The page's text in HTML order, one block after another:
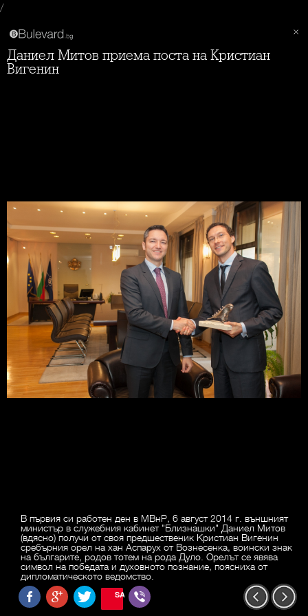
/
Даниел Митов приема поста на Кристиан
Вигенин
В първия си работен ден в МВнР, 6 август 2014 г. външният
министър в служебния кабинет "Близнашки" Даниел Митов
(вдясно) получи от своя предшественик Кристиан Вигенин
сребърния орел на хан Аспарух от Вознесенка, воински знак
на българите, родов тотем на рода Дуло. Орелът се явява
символ на победата и духовното познание, поясниха от
дипломатическото ведомство.
SAVE